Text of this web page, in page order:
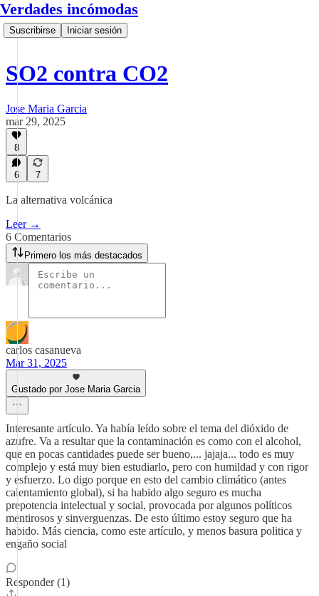
Verdades incómodas
Suscribirse Iniciar sesión
SO2 contra CO2
Jose Maria Garcia
mar 29, 2025
8
6 7
La alternativa volcánica
Leer →
6 Comentarios
Primero los más destacados
carlos casanueva
Mar 31, 2025
Gustado por Jose Maria Garcia
Interesante artículo. Ya había leído sobre el tema del dióxido de
azufre. Va a resultar que la contaminación es como con el alcohol,
que en pocas cantidades puede ser bueno,... jajaja... todo es muy
complejo y está muy bien estudiarlo, pero con humildad y con rigor
y esfuerzo. Lo digo porque en esto del cambio climático (antes
calentamiento global), si ha habido algo seguro es mucha
prepotencia intelectual y social, provocada por algunos políticos
mentirosos y sinverguenzas. De esto último estoy seguro que ha
habido. Más ciencia, como este artículo, y menos basura politica y
engaño social
Responder (1)